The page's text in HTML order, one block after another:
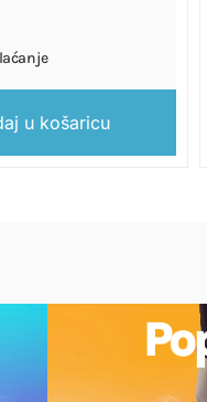
u košaricu